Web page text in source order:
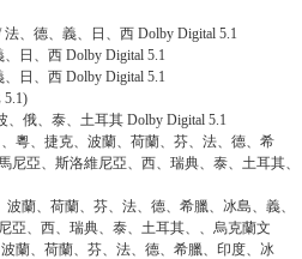
、德、義、日、西 Dolby Digital 5.1
日、西 Dolby Digital 5.1
日、西 Dolby Digital 5.1
5.1)
、俄、泰、土耳其 Dolby Digital 5.1
、捷克、波蘭、荷蘭、芬、法、德、希
尼亞、斯洛維尼亞、西、瑞典、泰、土耳其、
蘭、荷蘭、芬、法、德、希臘、冰島、義、
亞、西、瑞典、泰、土耳其、、烏克蘭文
蘭、荷蘭、芬、法、德、希臘、印度、冰